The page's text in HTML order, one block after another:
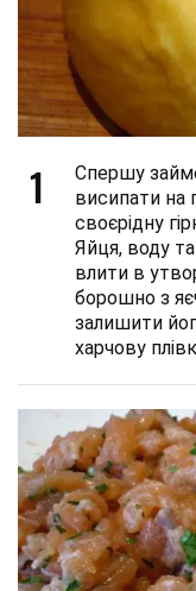
1
Спершу
висипати
своєрідну
Яйця, воду
влити в
борошно з
залишити
харчову